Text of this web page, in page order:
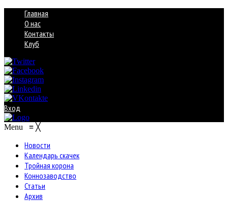
Главная
О нас
Контакты
Клуб
Вход
Menu ≡ ╳
Новости
Календарь скачек
Тройная корона
Коннозаводство
Статьи
Архив